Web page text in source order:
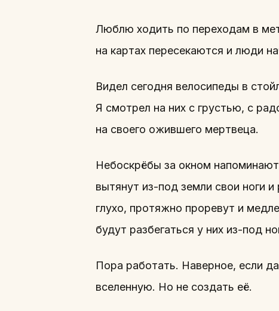
Люблю ходить по переходам в
на картах пересекаются и люди
Видел сегодня велосипеды в
Я смотрел на них с грустью, с
на своего ожившего мертвеца.
Небоскрёбы за окном
вытянут из-под земли свои ноги
глухо, протяжно проревут и
будут разбегаться у них из-под
Пора работать. Наверное, если
вселенную. Но не создать её.